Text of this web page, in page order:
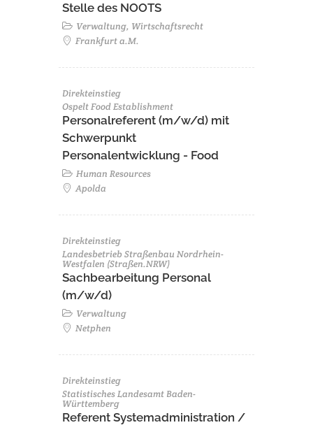
Stelle des NOOTS
Verwaltung, Wirtschaftsrecht
Frankfurt a.M.
Direkteinstieg
Ospelt Food Establishment
Personalreferent (m/w/d) mit
Schwerpunkt
Personalentwicklung - Food
Human Resources
Apolda
Direkteinstieg
Landesbetrieb Straßenbau Nordrhein-
Westfalen (Straßen.NRW)
Sachbearbeitung Personal
(m/w/d)
Verwaltung
Netphen
Direkteinstieg
Statistisches Landesamt Baden-
Württemberg
Referent Systemadministration /